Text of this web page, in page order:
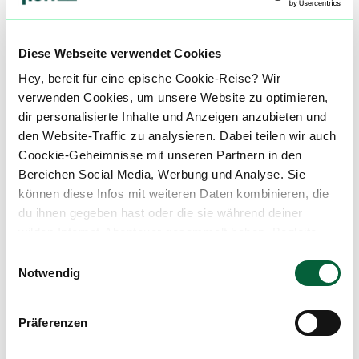
Diese Webseite verwendet Cookies
Hey, bereit für eine epische Cookie-Reise? Wir
verwenden Cookies, um unsere Website zu optimieren,
dir personalisierte Inhalte und Anzeigen anzubieten und
den Website-Traffic zu analysieren. Dabei teilen wir auch
Coockie-Geheimnisse mit unseren Partnern in den
Bereichen Social Media, Werbung und Analyse. Sie
können diese Infos mit weiteren Daten kombinieren, die
du ihnen gegeben hast oder die sie während deiner
Notwendig
Präferenzen
alle einblenden
Über diesen Strain: Manantiales
M Manantiales
Cannabisblüten mit diesem Strain
Produktbewertungen zu
Social Choice 18/1
3,6